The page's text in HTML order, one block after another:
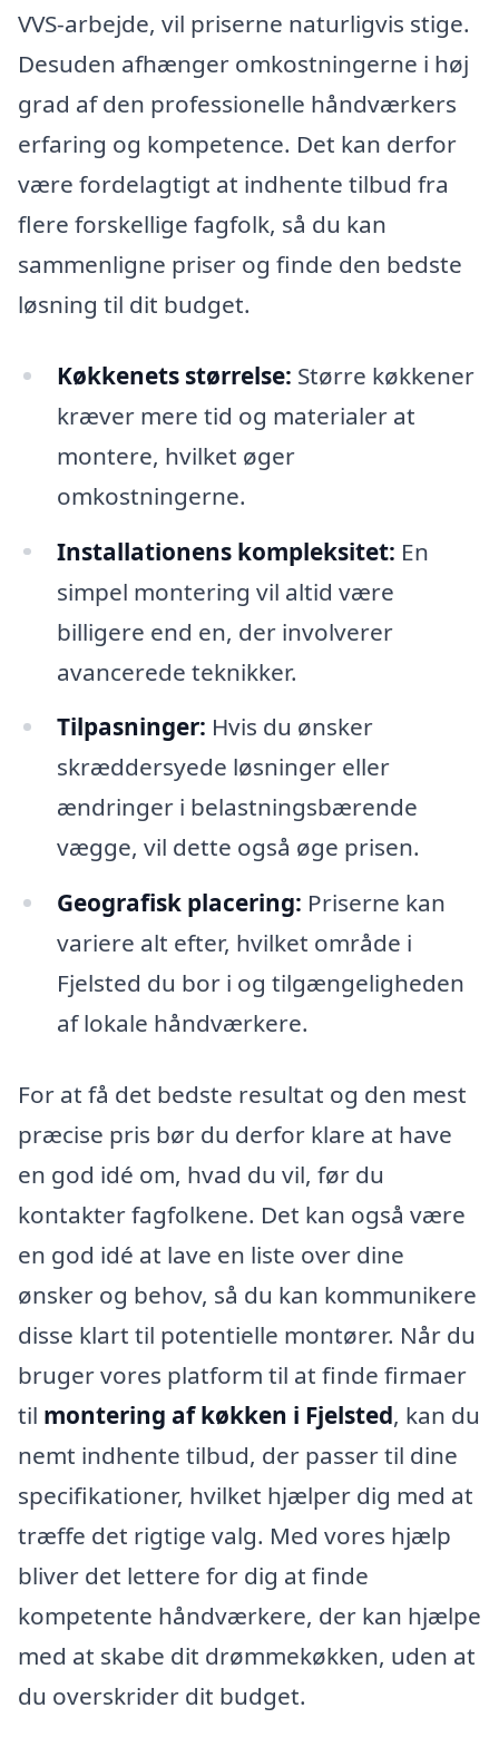
VVS-arbejde, vil priserne naturligvis stige.
Desuden afhænger omkostningerne i høj
grad af den professionelle håndværkers
erfaring og kompetence. Det kan derfor
være fordelagtigt at indhente tilbud fra
flere forskellige fagfolk, så du kan
sammenligne priser og finde den bedste
løsning til dit budget.
Køkkenets størrelse: Større køkkener
kræver mere tid og materialer at
montere, hvilket øger
omkostningerne.
Installationens kompleksitet: En
simpel montering vil altid være
billigere end en, der involverer
avancerede teknikker.
Tilpasninger: Hvis du ønsker
skræddersyede løsninger eller
ændringer i belastningsbærende
vægge, vil dette også øge prisen.
Geografisk placering: Priserne kan
variere alt efter, hvilket område i
Fjelsted du bor i og tilgængeligheden
af lokale håndværkere.
For at få det bedste resultat og den mest
præcise pris bør du derfor klare at have
en god idé om, hvad du vil, før du
kontakter fagfolkene. Det kan også være
en god idé at lave en liste over dine
ønsker og behov, så du kan kommunikere
disse klart til potentielle montører. Når du
bruger vores platform til at finde firmaer
til montering af køkken i Fjelsted, kan du
nemt indhente tilbud, der passer til dine
specifikationer, hvilket hjælper dig med at
træffe det rigtige valg. Med vores hjælp
bliver det lettere for dig at finde
kompetente håndværkere, der kan hjælpe
med at skabe dit drømmekøkken, uden at
du overskrider dit budget.